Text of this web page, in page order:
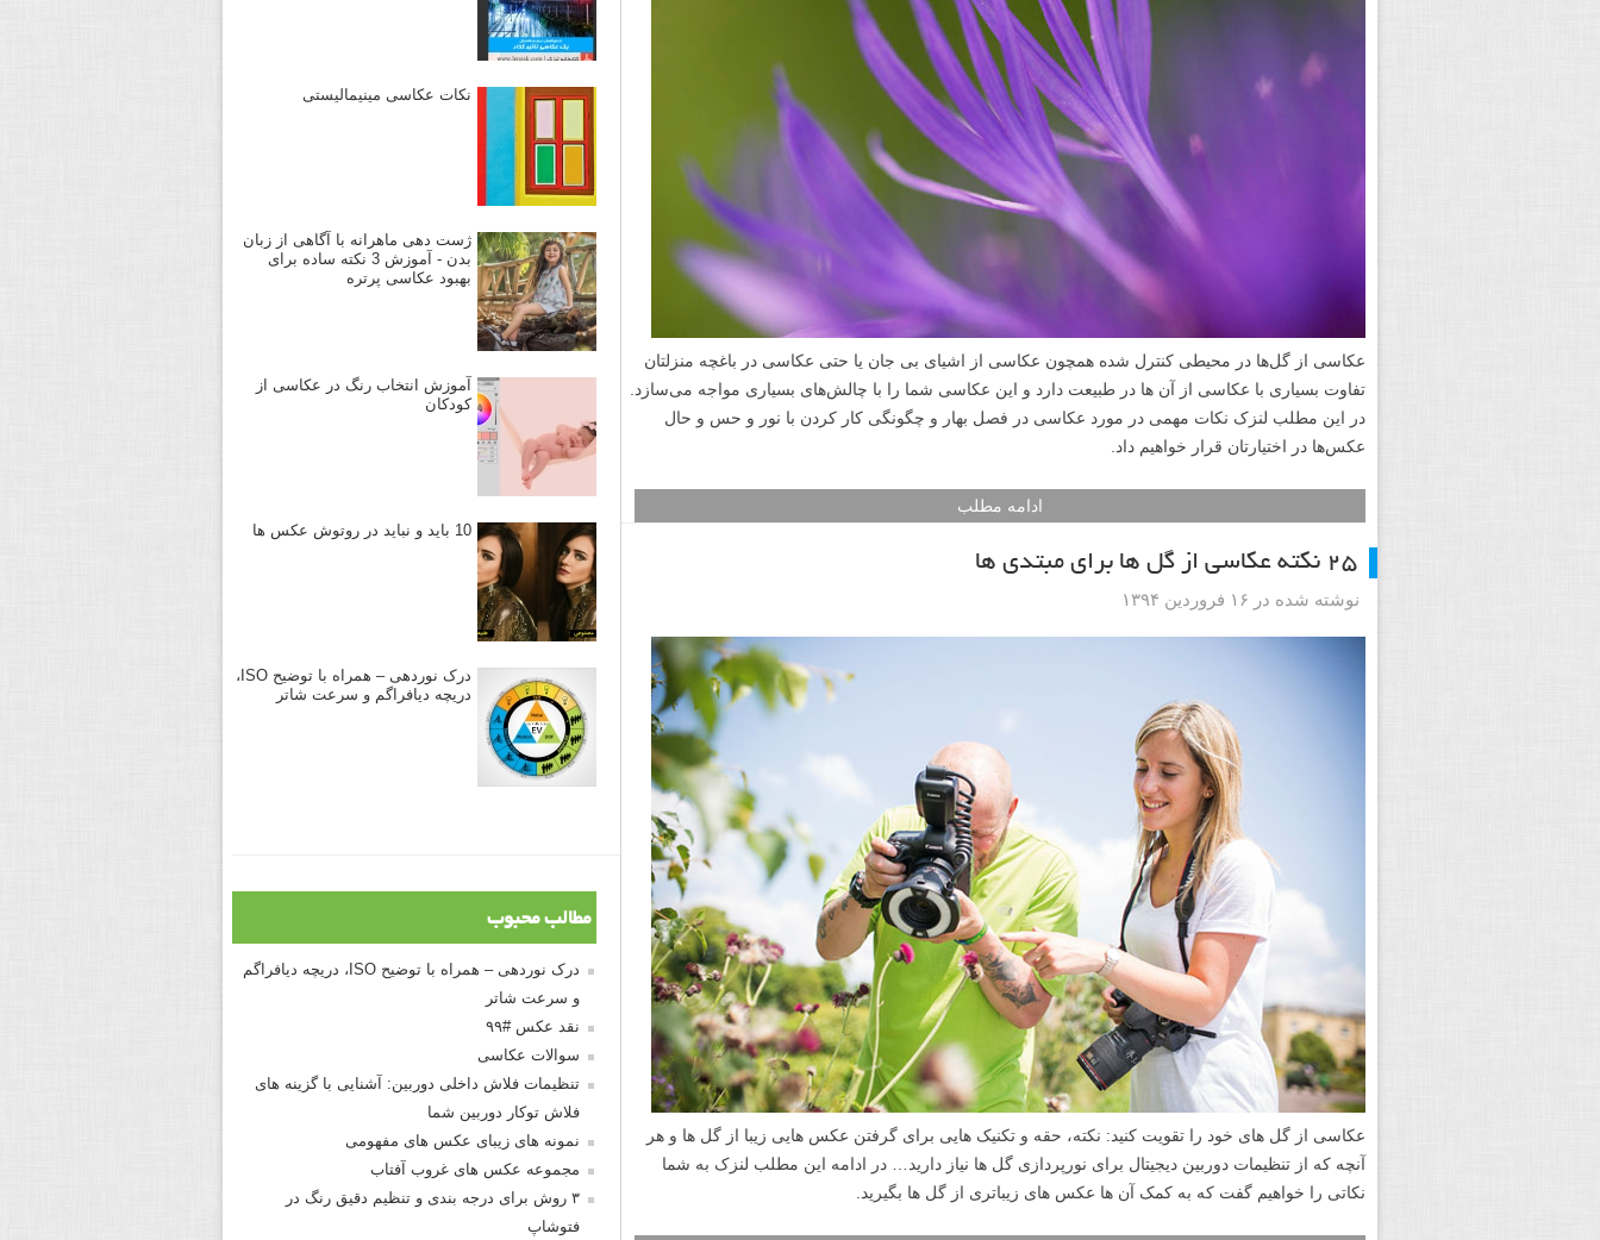
عکاسی از گل‌ها در محیطی کنترل شده همچون عکاسی از اشیای بی جان یا حتی عکاسی در باغچه منزلتان
تفاوت بسیاری با عکاسی از آن ها در طبیعت دارد و این عکاسی شما را با چالش‌های بسیاری مواجه می‌سازد.
در این مطلب لنزک نکات مهمی در مورد عکاسی در فصل بهار و چگونگی کار کردن با نور و حس و حال
عکس‌ها در اختیارتان قرار خواهیم داد.
ادامه مطلب
۲۵ نکته عکاسی از گل ها برای مبتدی ها
نوشته شده در ۱۶ فروردین ۱۳۹۴
عکاسی از گل های خود را تقویت کنید: نکته، حقه و تکنیک هایی برای گرفتن عکس هایی زیبا از گل ها و هر
آنچه که از تنظیمات دوربین دیجیتال برای نورپردازی گل ها نیاز دارید… در ادامه این مطلب لنزک به شما
نکاتی را خواهیم گفت که به کمک آن ها عکس های زیباتری از گل ها بگیرید.
نکات عکاسی مینیمالیستی
ژست دهی ماهرانه با آگاهی از زبان
بدن - آموزش 3 نکته ساده برای
بهبود عکاسی پرتره
آموزش انتخاب رنگ در عکاسی از
کودکان
10 باید و نباید در روتوش عکس ها
درک نوردهی – همراه با توضیح ISO،
دریچه دیافراگم و سرعت شاتر
مطالب محبوب
درک نوردهی – همراه با توضیح ISO، دریچه دیافراگم
و سرعت شاتر
نقد عکس #۹۹
سوالات عکاسی
تنظیمات فلاش داخلی دوربین: آشنایی با گزینه های
فلاش توکار دوربین شما
نمونه های زیبای عکس های مفهومی
مجموعه عکس های غروب آفتاب
۳ روش برای درجه بندی و تنظیم دقیق رنگ در
فتوشاپ